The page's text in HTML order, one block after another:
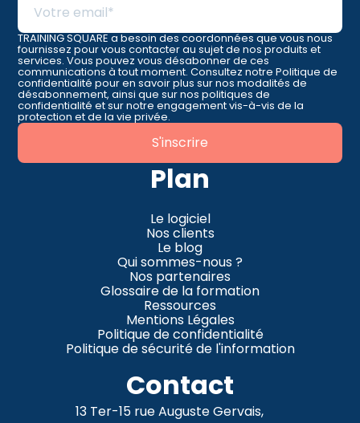
TRAINING SQUARE a besoin des coordonnées que vous nous
fournissez pour vous contacter au sujet de nos produits et
services. Vous pouvez vous désabonner de ces
communications à tout moment. Consultez notre Politique de
confidentialité pour en savoir plus sur nos modalités de
désabonnement, ainsi que sur nos politiques de
confidentialité et sur notre engagement vis-à-vis de la
protection et de la vie privée.
Plan
Le logiciel
Nos clients
Le blog
Qui sommes-nous ?
Nos partenaires
Glossaire de la formation
Ressources
Mentions Légales
Politique de confidentialité
Politique de sécurité de l'information
Contact
13 Ter-15 rue Auguste Gervais,